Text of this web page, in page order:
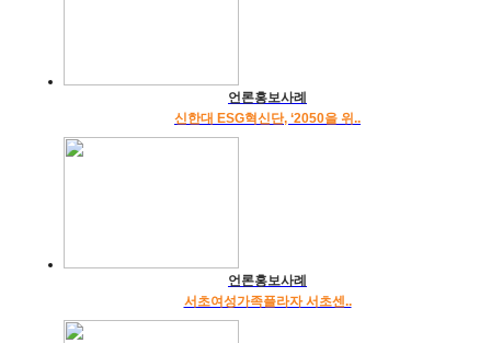
언론홍보사례
신한대 ESG혁신단, ‘2050을 위..
언론홍보사례
서초여성가족플라자 서초센..